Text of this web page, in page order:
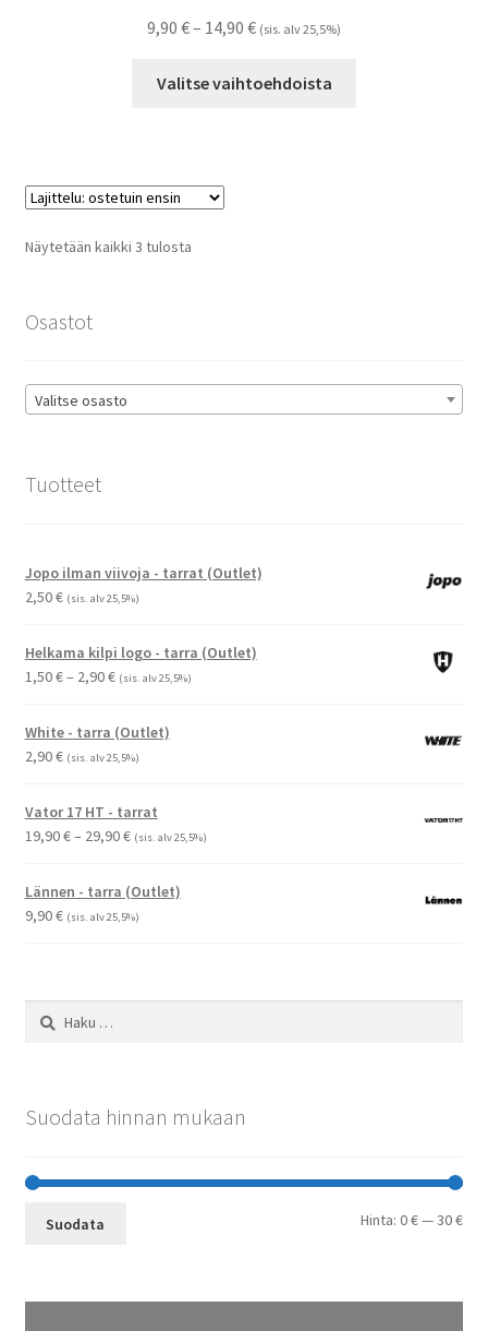
9,90 €– 14,90 €Hintaluokka:
-
(sis. alv 25,5%)
Valitse vaihtoehdoista
Näytetään kaikki 3 tulostaSuosituimmat
Osastot
Valitse osasto
Tuotteet
Jopo ilman viivoja - tarrat (Outlet)
2,50€ (sis. alv 25,5%)
Helkama kilpi logo - tarra (Outlet)
1,50€– 2,90€Hintaluokka:
-
(sis. alv 25,5%)
White - tarra (Outlet)
2,90€ (sis. alv 25,5%)
Vator 17 HT - tarrat
19,90€– 29,90€Hintaluokka:
-
(sis. alv 25,5%)
Lännen - tarra (Outlet)
9,90€ (sis. alv 25,5%)
Haku:
Suodata hinnan mukaan
Suodata Hinta:0 €—30 €